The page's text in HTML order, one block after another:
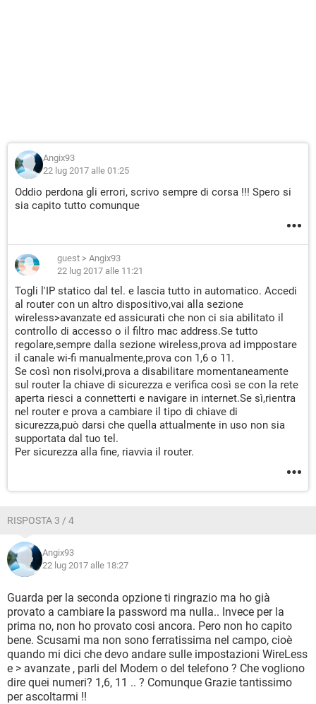
Angix93
22 lug 2017 alle 01:25
Oddio perdona gli errori, scrivo sempre di corsa !!! Spero si
sia capito tutto comunque
guest > Angix93
22 lug 2017 alle 11:21
Togli l'IP statico dal tel. e lascia tutto in automatico. Accedi
al router con un altro dispositivo,vai alla sezione
wireless>avanzate ed assicurati che non ci sia abilitato il
controllo di accesso o il filtro mac address.Se tutto
regolare,sempre dalla sezione wireless,prova ad imppostare
il canale wi-fi manualmente,prova con 1,6 o 11.
Se così non risolvi,prova a disabilitare momentaneamente
sul router la chiave di sicurezza e verifica così se con la rete
aperta riesci a connetterti e navigare in internet.Se sì,rientra
nel router e prova a cambiare il tipo di chiave di
sicurezza,può darsi che quella attualmente in uso non sia
supportata dal tuo tel.
Per sicurezza alla fine, riavvia il router.
RISPOSTA 3 / 4
Angix93
22 lug 2017 alle 18:27
Guarda per la seconda opzione ti ringrazio ma ho già
provato a cambiare la password ma nulla.. Invece per la
prima no, non ho provato cosi ancora. Pero non ho capito
bene. Scusami ma non sono ferratissima nel campo, cioè
quando mi dici che devo andare sulle impostazioni WireLess
e > avanzate , parli del Modem o del telefono ? Che vogliono
dire quei numeri? 1,6, 11 .. ? Comunque Grazie tantissimo
per ascoltarmi !!